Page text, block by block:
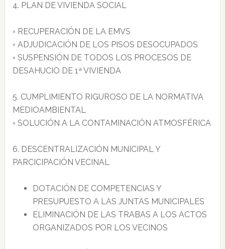
4. PLAN DE VIVIENDA SOCIAL
◦ RECUPERACIÓN DE LA EMVS
◦ ADJUDICACIÓN DE LOS PISOS DESOCUPADOS
◦ SUSPENSIÓN DE TODOS LOS PROCESOS DE
DESAHUCIO DE 1ª VIVIENDA
5. CUMPLIMIENTO RIGUROSO DE LA NORMATIVA
MEDIOAMBIENTAL
◦ SOLUCIÓN A LA CONTAMINACIÓN ATMOSFÉRICA
6. DESCENTRALIZACIÓN MUNICIPAL Y
PARCICIPACIÓN VECINAL
DOTACIÓN DE COMPETENCIAS Y
PRESUPUESTO A LAS JUNTAS MUNICIPALES
ELIMINACIÓN DE LAS TRABAS A LOS ACTOS
ORGANIZADOS POR LOS VECINOS